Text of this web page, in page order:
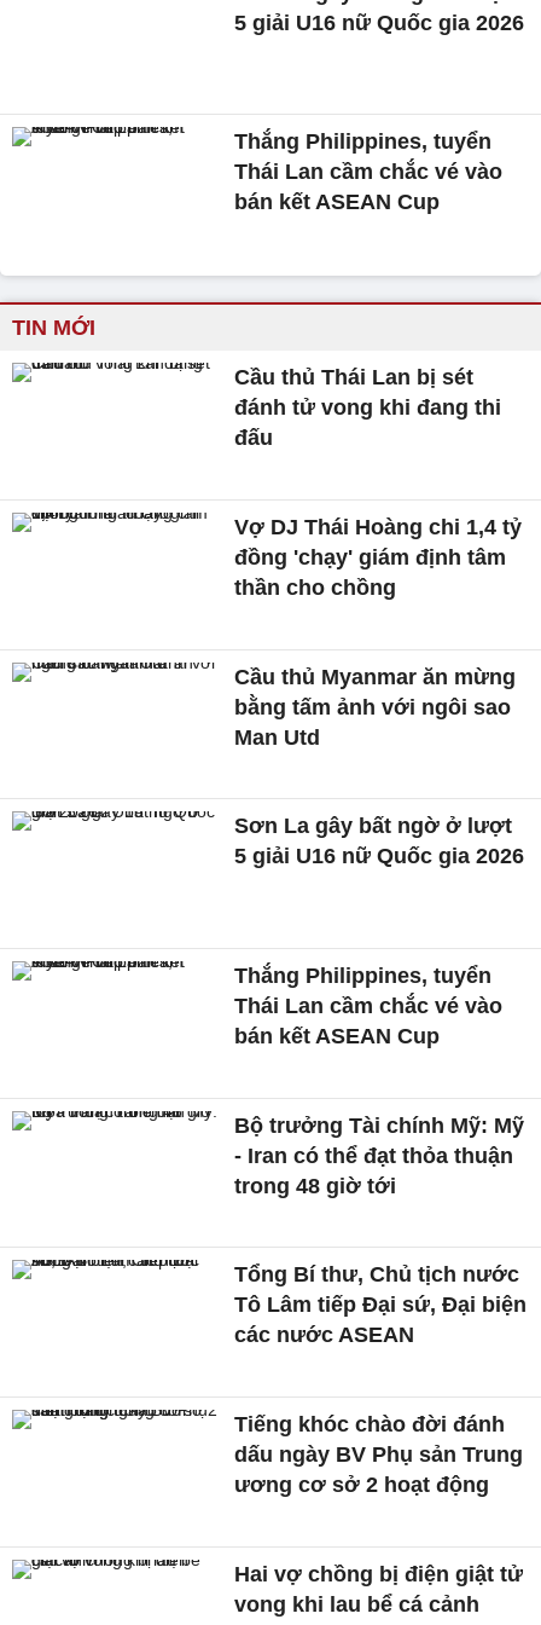
5 giải U16 nữ Quốc gia 2026
Thắng Philippines, tuyển
Thái Lan cầm chắc vé vào
bán kết ASEAN Cup
TIN MỚI
Cầu thủ Thái Lan bị sét
đánh tử vong khi đang thi
đấu
Vợ DJ Thái Hoàng chi 1,4 tỷ
đồng 'chạy' giám định tâm
thần cho chồng
Cầu thủ Myanmar ăn mừng
bằng tấm ảnh với ngôi sao
Man Utd
Sơn La gây bất ngờ ở lượt
5 giải U16 nữ Quốc gia 2026
Thắng Philippines, tuyển
Thái Lan cầm chắc vé vào
bán kết ASEAN Cup
Bộ trưởng Tài chính Mỹ: Mỹ
- Iran có thể đạt thỏa thuận
trong 48 giờ tới
Tổng Bí thư, Chủ tịch nước
Tô Lâm tiếp Đại sứ, Đại biện
các nước ASEAN
Tiếng khóc chào đời đánh
dấu ngày BV Phụ sản Trung
ương cơ sở 2 hoạt động
Hai vợ chồng bị điện giật tử
vong khi lau bể cá cảnh